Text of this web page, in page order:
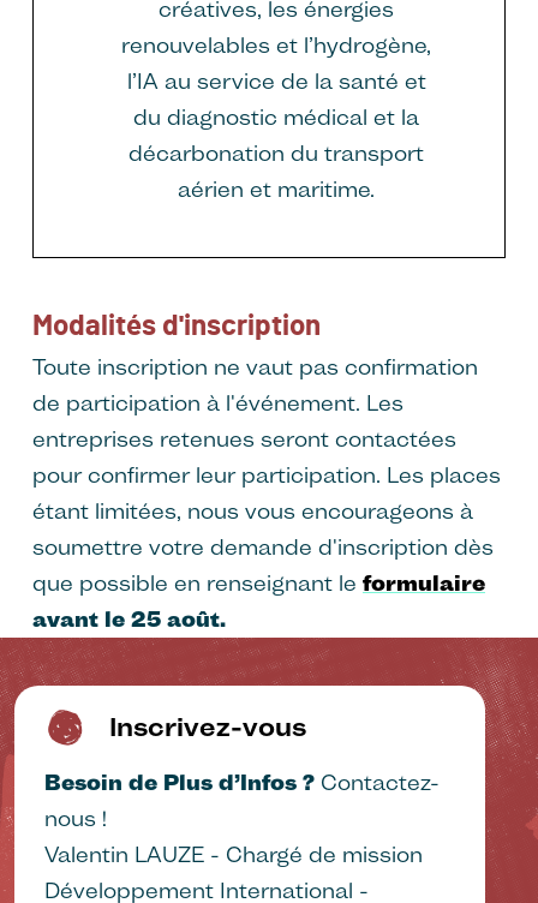
créatives, les énergies
renouvelables et l’hydrogène,
l’IA au service de la santé et
du diagnostic médical et la
décarbonation du transport
aérien et maritime.
Modalités d'inscription
Toute inscription ne vaut pas confirmation
de participation à l'événement. Les
entreprises retenues seront contactées
pour confirmer leur participation. Les places
étant limitées, nous vous encourageons à
soumettre votre demande d'inscription dès
que possible en renseignant le formulaire
avant le 25 août.
Inscrivez-vous
Besoin de Plus d’Infos ? Contactez-
nous !
Valentin LAUZE - Chargé de mission
Développement International -